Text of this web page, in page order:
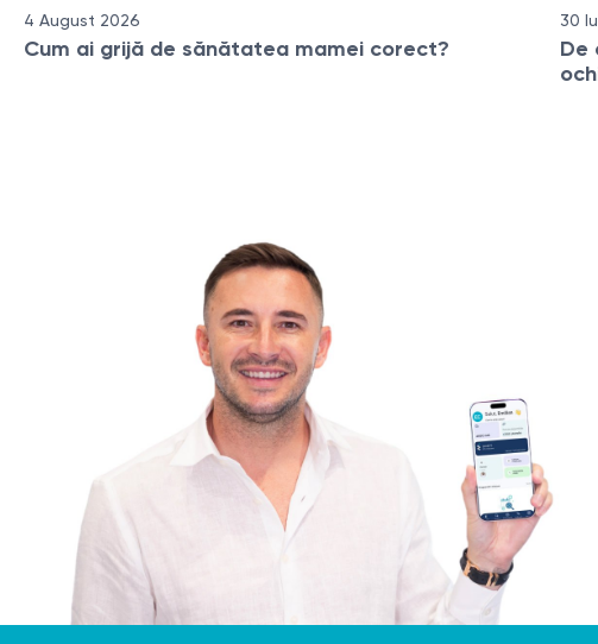
4 August 2026
Cum ai grijă de sănătatea mamei corect?
30
De